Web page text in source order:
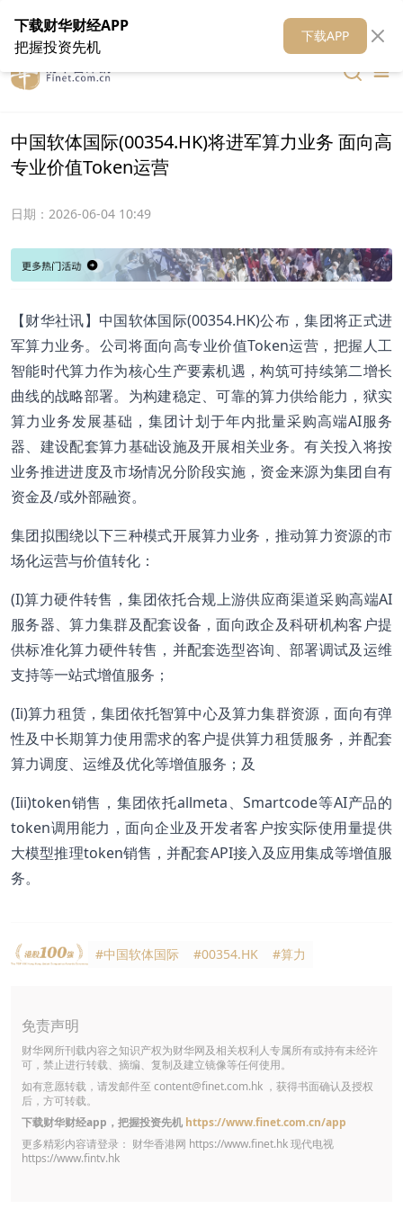
在线客服 关于我们 财华媒体矩阵 财华智库
中国软体国际(00354.HK)将进军算力业务 面向高
专业价值Token运营
日期： 2026-06-04 10:49
【财华社讯】中国软体国际(00354.HK)公布，集团将正式进
军算力业务。公司将面向高专业价值Token运营，把握人工
智能时代算力作为核心生产要素机遇，构筑可持续第二增长
曲线的战略部署。为构建稳定、可靠的算力供给能力，狱实
算力业务发展基础，集团计划于年内批量采购高端AI服务
器、建设配套算力基础设施及开展相关业务。有关投入将按
业务推进进度及市场情况分阶段实施，资金来源为集团自有
资金及/或外部融资。
集团拟围绕以下三种模式开展算力业务，推动算力资源的市
场化运营与价值转化：
(I)算力硬件转售，集团依托合规上游供应商渠道采购高端AI
服务器、算力集群及配套设备，面向政企及科研机构客户提
供标准化算力硬件转售，并配套选型咨询、部署调试及运维
支持等一站式增值服务；
(Ii)算力租赁，集团依托智算中心及算力集群资源，面向有弹
性及中长期算力使用需求的客户提供算力租赁服务，并配套
算力调度、运维及优化等增值服务；及
(Iii)token销售，集团依托allmeta、Smartcode等AI产品的
token调用能力，面向企业及开发者客户按实际使用量提供
大模型推理token销售，并配套API接入及应用集成等增值服
务。
#中国软体国际 #00354.HK #算力
免责声明
财华网所刊载内容之知识产权为财华网及相关权利人专属所有或持有未经许
可，禁止进行转载、摘编、复制及建立镜像等任何使用。
如有意愿转载，请发邮件至 content@finet.com.hk ，获得书面确认及授权
后，方可转载。
下载财华财经app，把握投资先机 https://www.finet.com.cn/app
更多精彩内容请登录： 财华香港网 https://www.finet.hk现代电视
https://www.fintv.hk
下载财华财经APP
把握投资先机
下载APP